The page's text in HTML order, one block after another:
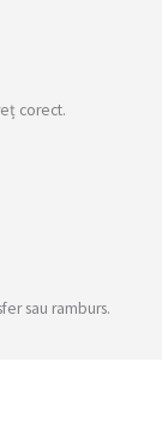
corect.
sau ramburs.